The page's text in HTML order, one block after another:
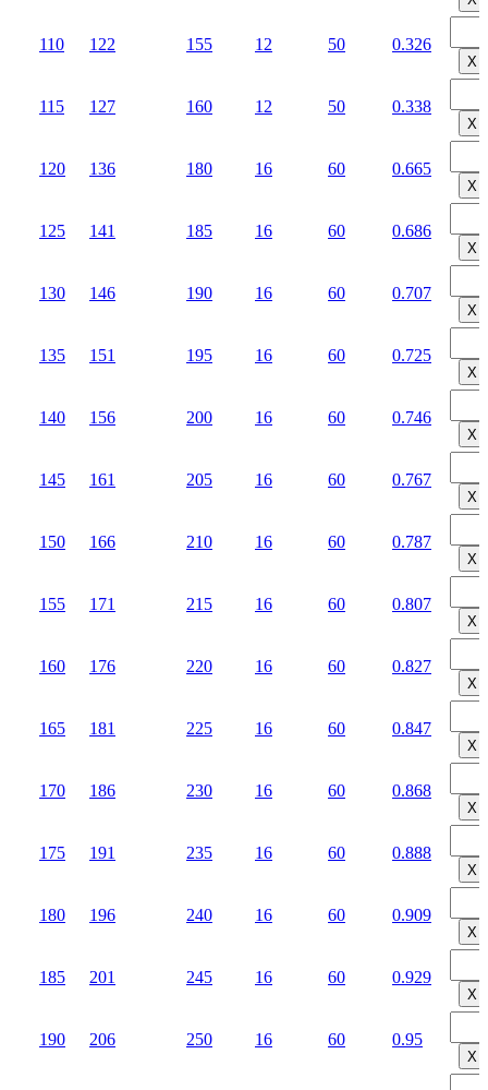
110 122 155 12 50 0.326
Х
115 127 160 12 50 0.338
Х
120 136 180 16 60 0.665
Х
125 141 185 16 60 0.686
Х
130 146 190 16 60 0.707
Х
135 151 195 16 60 0.725
Х
140 156 200 16 60 0.746
Х
145 161 205 16 60 0.767
Х
150 166 210 16 60 0.787
Х
155 171 215 16 60 0.807
Х
160 176 220 16 60 0.827
Х
165 181 225 16 60 0.847
Х
170 186 230 16 60 0.868
Х
175 191 235 16 60 0.888
Х
180 196 240 16 60 0.909
Х
185 201 245 16 60 0.929
Х
190 206 250 16 60 0.95
Х